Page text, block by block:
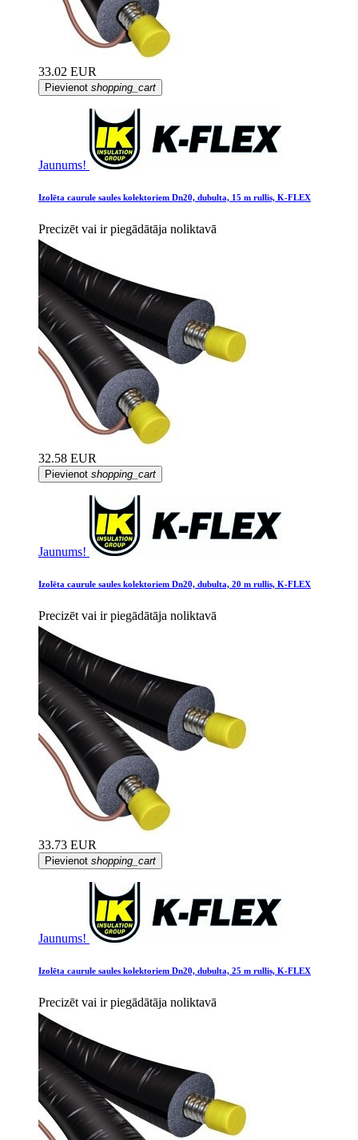
33.02 EUR
Pievienot shopping_cart
Jaunums!
Izolēta caurule saules kolektoriem Dn20, dubulta, 15 m rullis, K-FLEX
Precizēt vai ir piegādātāja noliktavā
32.58 EUR
Pievienot shopping_cart
Jaunums!
Izolēta caurule saules kolektoriem Dn20, dubulta, 20 m rullis, K-FLEX
Precizēt vai ir piegādātāja noliktavā
33.73 EUR
Pievienot shopping_cart
Jaunums!
Izolēta caurule saules kolektoriem Dn20, dubulta, 25 m rullis, K-FLEX
Precizēt vai ir piegādātāja noliktavā